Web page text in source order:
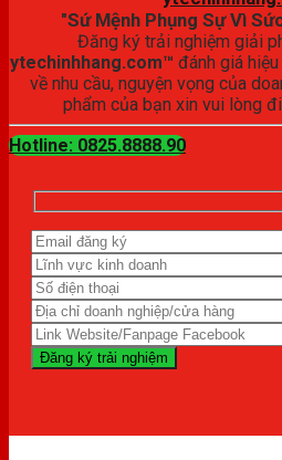
"Sứ Mệnh Phụng Sự Vì
Đăng ký trải nghiệm giải
ytechinhhang.com™ đánh giá
về nhu cầu, nguyện vọng của
phẩm của bạn xin vui lòng
Hotline: 0825.8888.90